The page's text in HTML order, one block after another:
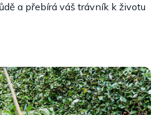
a přebírá váš trávník k životu